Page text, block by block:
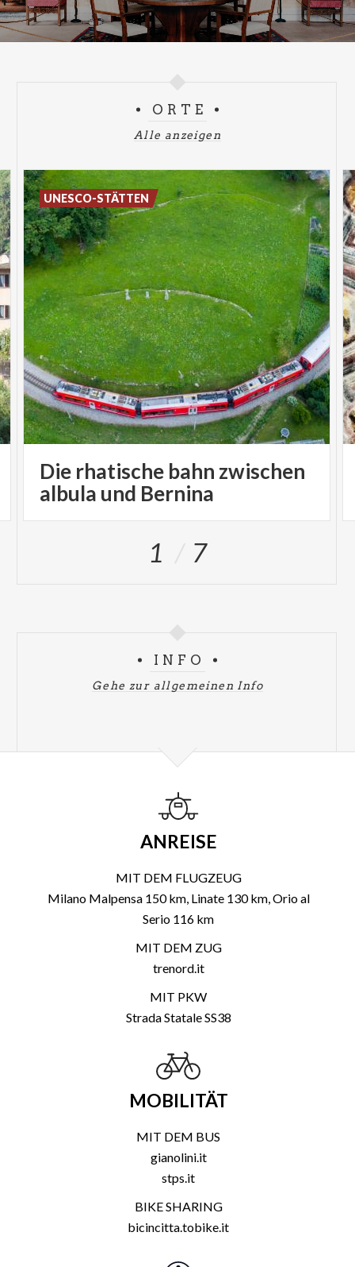
ORTE
Alle anzeigen
Die rhatische bahn zwischen
albula und Bernina
UNESCO-STÄTTEN
1 7
INFO
Gehe zur allgemeinen Info
ANREISE
MIT DEM FLUGZEUG
Milano Malpensa 150 km, Linate 130 km, Orio al
Serio 116 km
MIT DEM ZUG
trenord.it
MIT PKW
Strada Statale SS38
MOBILITÄT
MIT DEM BUS
gianolini.it
stps.it
BIKE SHARING
bicincitta.tobike.it